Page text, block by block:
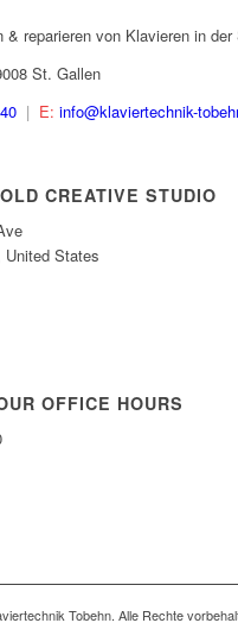
St. Gallen
| E: info@klaviertechnik-
CREATIVE STUDIO
States
OFFICE HOURS
Tobehn. Alle Rechte